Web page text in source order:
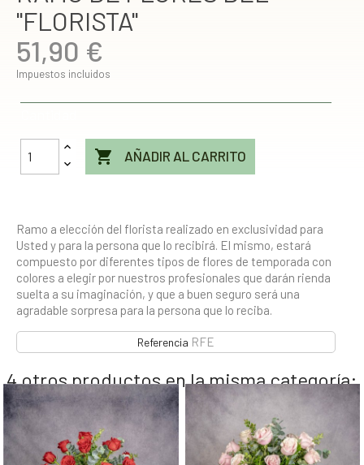
"FLORISTA"
51,90 €
Impuestos incluidos
 AÑADIR AL CARRITO
Ramo a elección del florista realizado en exclusividad para
Usted y para la persona que lo recibirá. El mismo, estará
compuesto por diferentes tipos de flores de temporada con
colores a elegir por nuestros profesionales que darán rienda
suelta a su imaginación, y que a buen seguro será una
agradable sorpresa para la persona que lo reciba.
Referencia RFE
4 otros productos en la misma categoría: